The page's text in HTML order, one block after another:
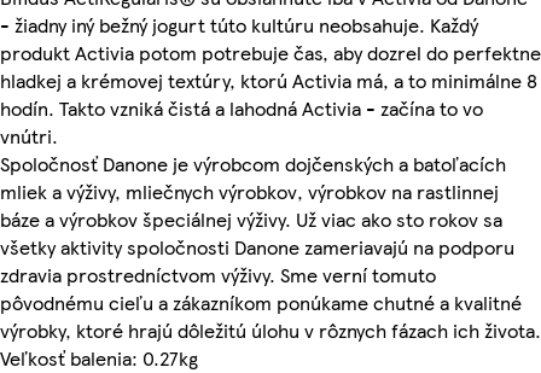
- žiadny iný bežný jogurt túto kultúru neobsahuje. Každý
produkt Activia potom potrebuje čas, aby dozrel do perfektne
hladkej a krémovej textúry, ktorú Activia má, a to minimálne 8
hodín. Takto vzniká čistá a lahodná Activia - začína to vo
vnútri.
Spoločnosť Danone je výrobcom dojčenských a batoľacích
mliek a výživy, mliečnych výrobkov, výrobkov na rastlinnej
báze a výrobkov špeciálnej výživy. Už viac ako sto rokov sa
všetky aktivity spoločnosti Danone zameriavajú na podporu
zdravia prostredníctvom výživy. Sme verní tomuto
pôvodnému cieľu a zákazníkom ponúkame chutné a kvalitné
výrobky, ktoré hrajú dôležitú úlohu v rôznych fázach ich života.
Veľkosť balenia: 0.27kg